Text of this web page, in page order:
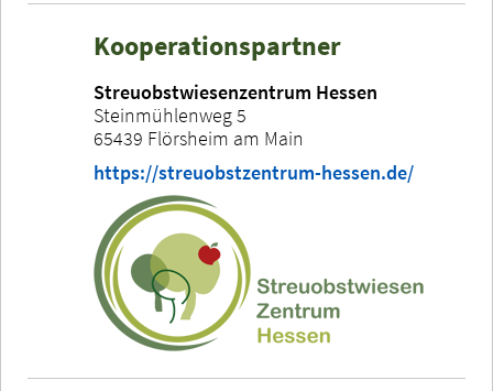
Kooperationspartner
Streuobstwiesenzentrum Hessen
Steinmühlenweg 5
65439 Flörsheim am Main
https://streuobstzentrum-hessen.de/